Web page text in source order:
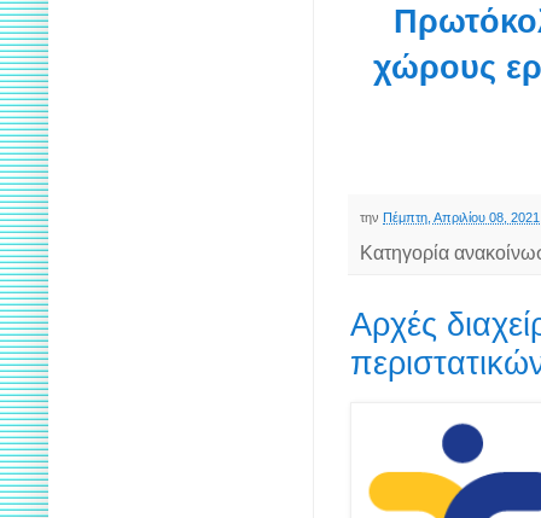
χώρους
την Πέμπτη, Απριλίου 08, 2021
Κατηγορία
Αρχές